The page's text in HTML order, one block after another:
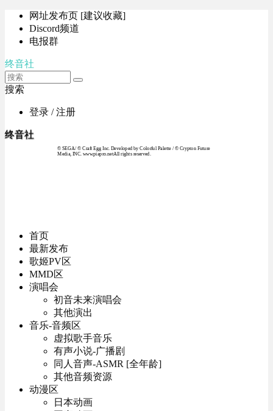
网址发布页 [建议收藏]
Discord频道
电报群
终音社
搜索
登录 / 注册
终音社
© SEGA / © Craft Egg Inc. Developed by Colorful Palette / © Crypton Future
Media, INC. www.piapro.netAll rights reserved.
首页
最新发布
歌姬PV区
MMD区
演唱会
初音未来演唱会
其他演出
音乐-音频区
虚拟歌手音乐
有声小说-广播剧
同人音声-ASMR [全年龄]
其他音频资源
动漫区
日本动画